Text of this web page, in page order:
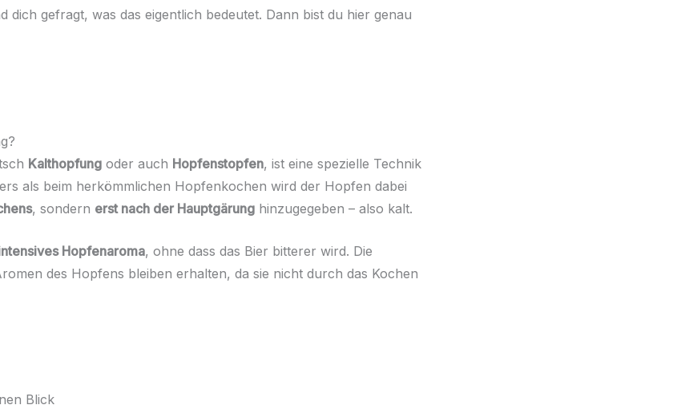
dich gefragt, was das eigentlich bedeutet. Dann bist du hier genau
Kalthopfung oder auch Hopfenstopfen, ist eine spezielle Technik
als beim herkömmlichen Hopfenkochen wird der Hopfen dabei
, sondern erst nach der Hauptgärung hinzugegeben – also kalt.
Hopfenaroma, ohne dass das Bier bitterer wird. Die
des Hopfens bleiben erhalten, da sie nicht durch das Kochen
Blick